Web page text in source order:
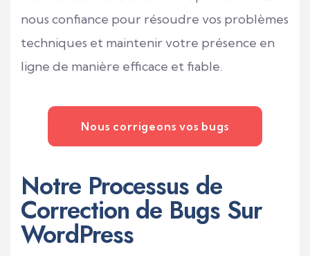
nous confiance pour résoudre vos problèmes
techniques et maintenir votre présence en
ligne de manière efficace et fiable.
Nous corrigeons vos bugs
Notre Processus de
Correction de Bugs Sur
WordPress